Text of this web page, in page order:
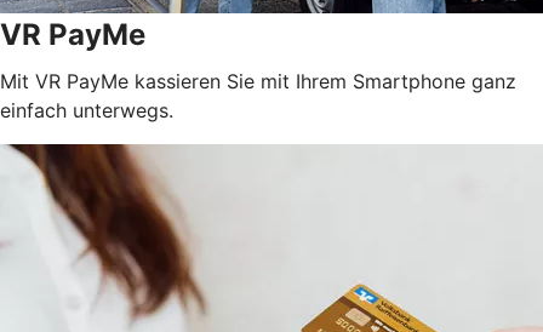
VR PayMe
Mit VR PayMe kassieren Sie mit Ihrem Smartphone ganz
einfach unterwegs.